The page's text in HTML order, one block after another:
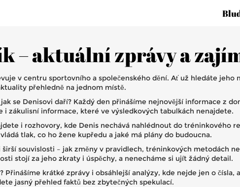
– aktuální zprávy a
v centru sportovního a společenského dění. Ať už hledáte
přehledně na jednom místě.
se Denisovi daří? Každý den přinášíme nejnovější informace z
i zákulisní informace, které ve výsledkových tabulkách nenajdete.
i rozhovory, kde Denis nechává nahlédnout do tréninkového
tlak, co ho žene kupředu a jaké má plány do budoucna.
širší souvislosti – jak změny v pravidlech, tréninkových metodách
stojí za jeho zkraty i úspěchy, a nenecháme si ujít žádný detail.
Přinášíme krátké zprávy i obsáhlejší analýzy, kde nejde jen o
jasný přehled faktů bez zbytečných spekulací.